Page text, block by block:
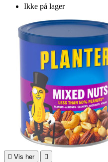
Ikke på lager
 Vis her 